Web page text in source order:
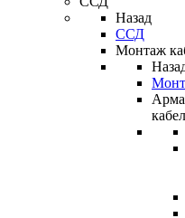
Назад
ССД
Монтаж